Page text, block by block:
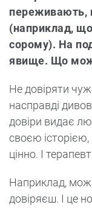
переживають,
(наприклад,
сорому). На
явище. Що
Не довіряти
насправді
довіри видає
своєю
цінно. І
Наприклад,
довіряєш. І це